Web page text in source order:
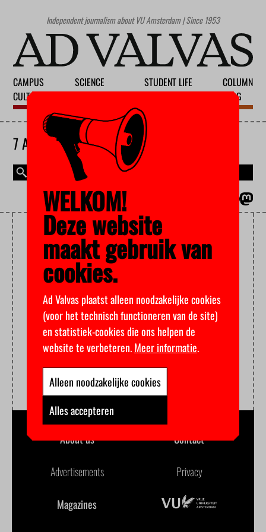
Independent journalism about VU Amsterdam | Since 1953
CAMPUS
CULTURE
SCIENCE
STUDENT LIFE
COLUMN
BLOG
7 AUGUST 2026
MAGAZINE
HANDICAP
About us Contact
Advertisements Privacy
Magazines
WELKOM!
Deze website
maakt gebruik van
cookies.
Ad Valvas plaatst alleen noodzakelijke cookies
(voor het technisch functioneren van de site)
en statistiek-cookies die ons helpen de
website te verbeteren.Meer informatie.
Alleen noodzakelijke cookies
Alles accepteren